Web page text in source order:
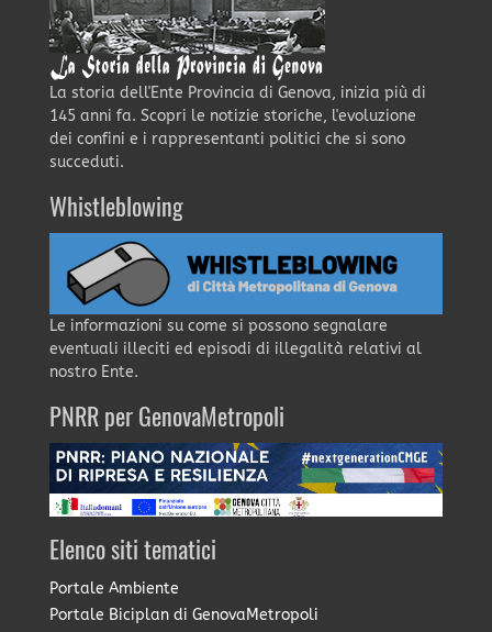
La storia dell'Ente Provincia di Genova, inizia più di
145 anni fa. Scopri le notizie storiche, l'evoluzione
dei confini e i rappresentanti politici che si sono
succeduti.
Whistleblowing
Le informazioni su come si possono segnalare
eventuali illeciti ed episodi di illegalità relativi al
nostro Ente.
PNRR per GenovaMetropoli
Elenco siti tematici
Portale Ambiente
Portale Biciplan di GenovaMetropoli